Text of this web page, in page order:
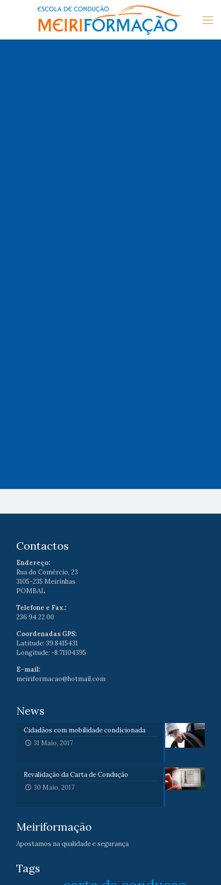
Contactos
Endereço:
Rua do Comércio, 23
3105-235 Meirinhas
POMBAL
Telefone e Fax.:
236 94 22 00
Coordenadas GPS:
Latitude: 39.8415431
Longitude: -8.71104395
E-mail:
meiriformacao@hotmail.com
News
Cidadãos com mobilidade condicionada
31 Maio, 2017
Revalidação da Carta de Condução
30 Maio, 2017
Meiriformação
Apostamos na qualidade e segurança
Tags